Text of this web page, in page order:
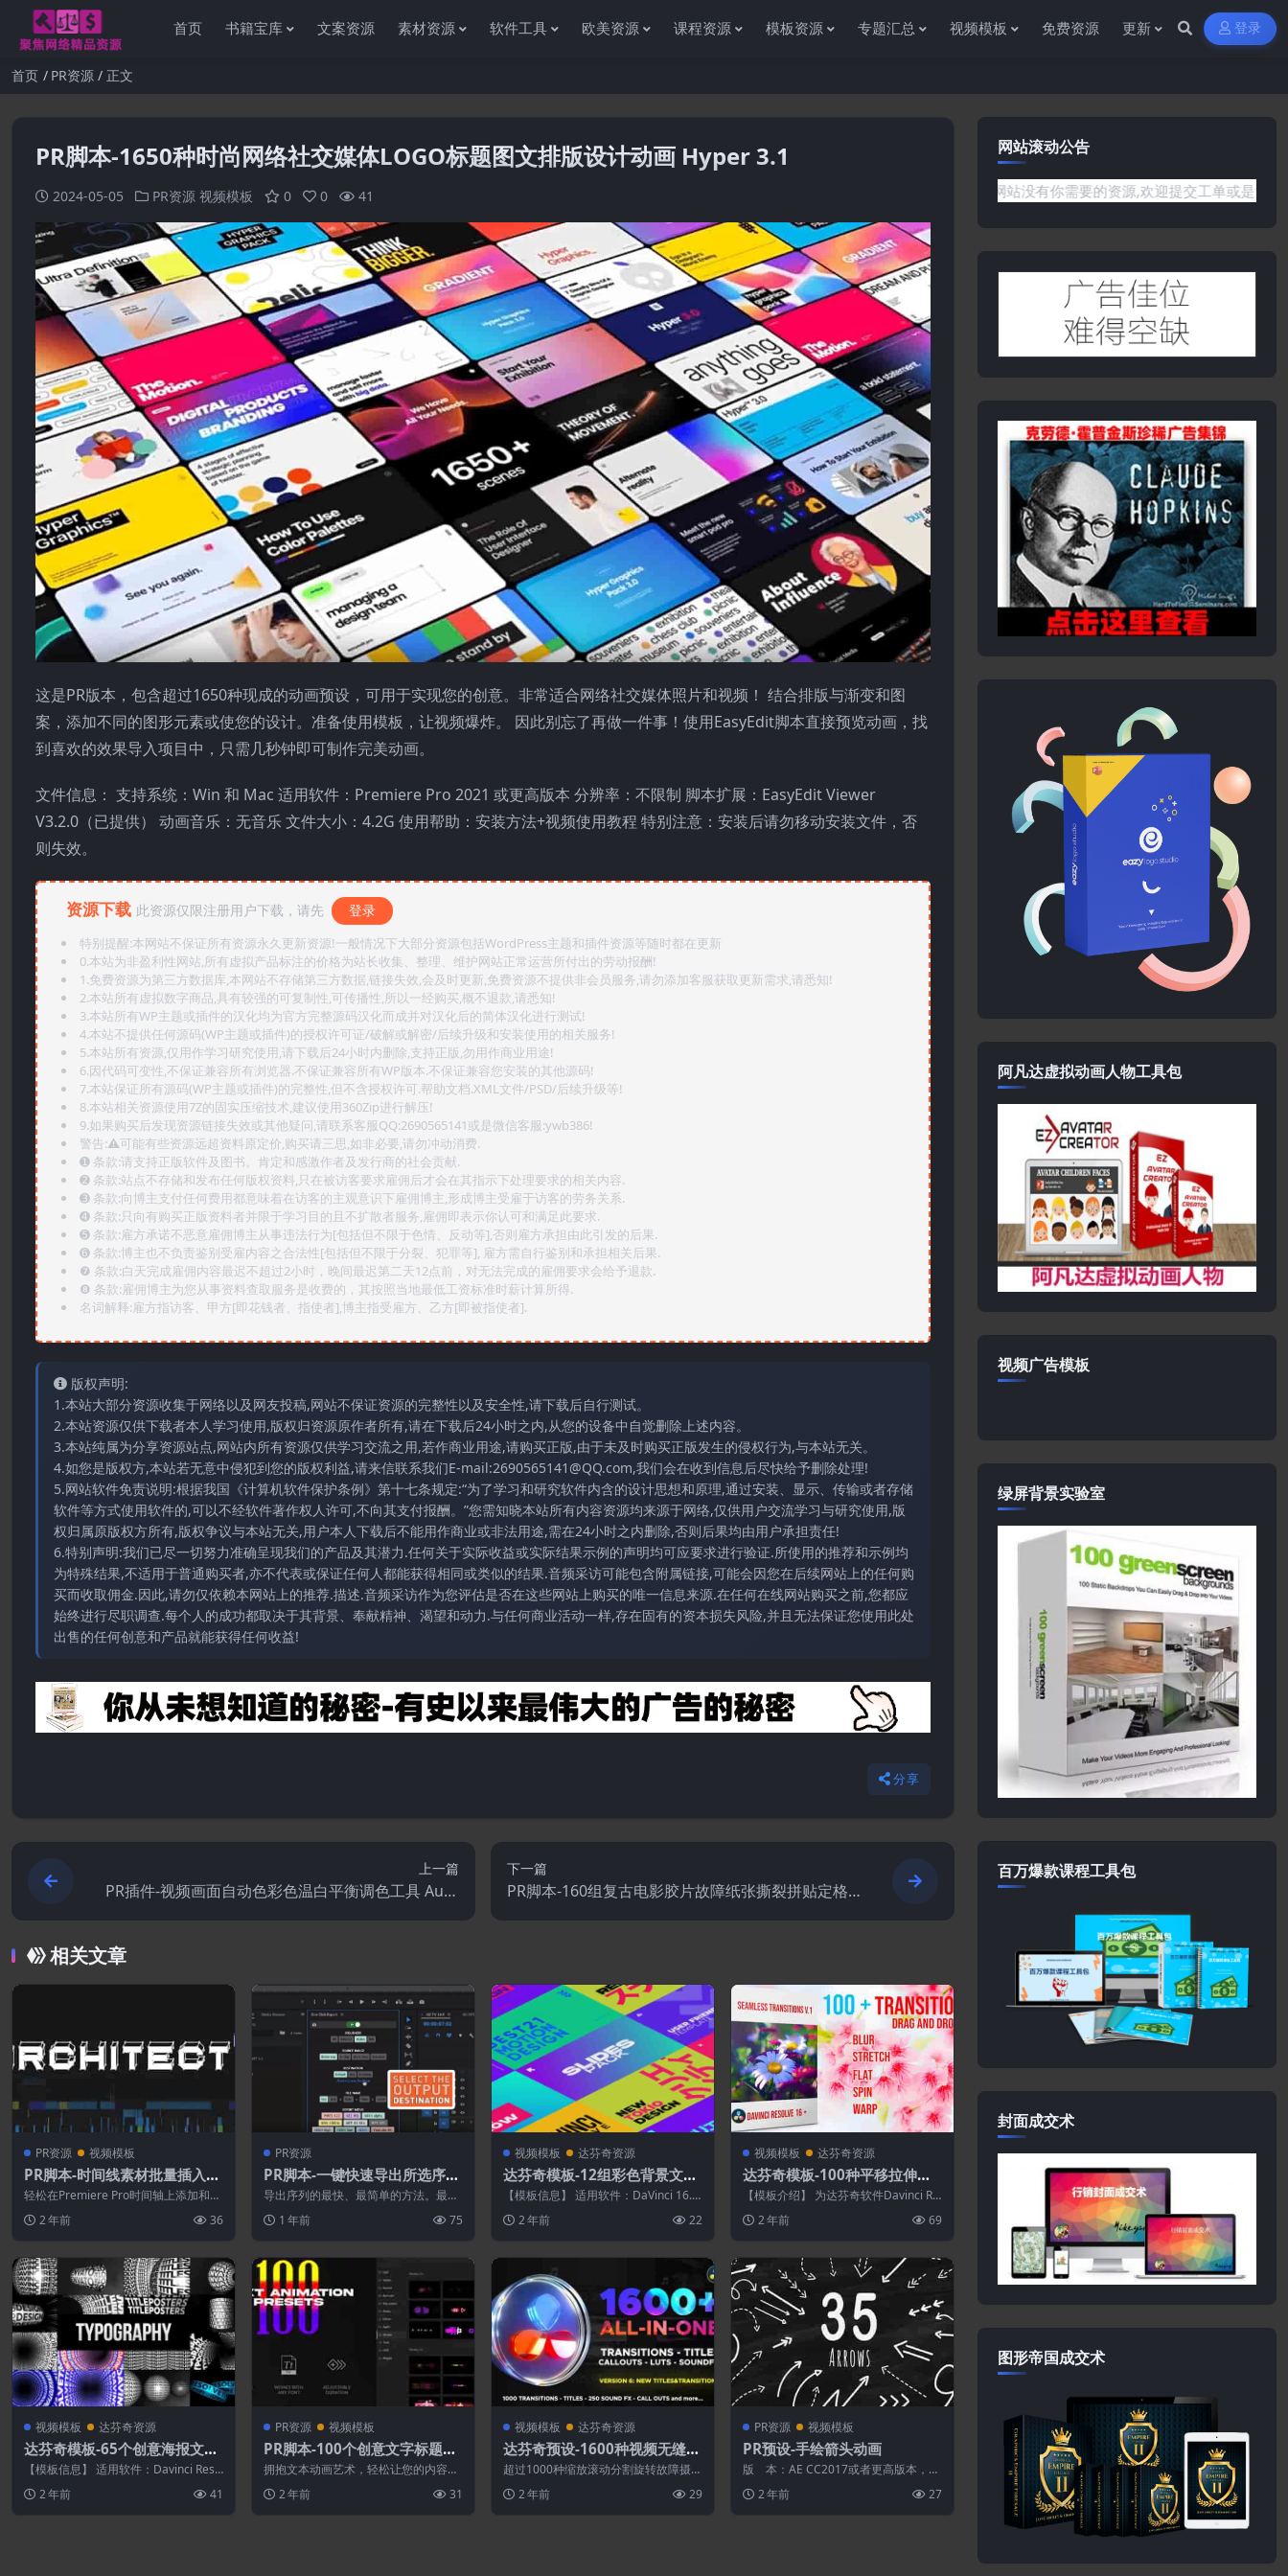
首页 书籍宝库 文案资源 素材资源 软件工具 欧美资源 课程资源 模板资源 专题汇总 视频模板 免费资源 更新 登录
首页 PR资源 正文
PR脚本-1650种时尚网络社交媒体LOGO标题图文排版设计动画 Hyper 3.1
2024-05-05 PR资源 视频模板 0 0 41
这是PR版本，包含超过1650种现成的动画预设，可用于实现您的创意。非常适合网络社交媒体照片和视频！ 结合排版与渐变和图
案，添加不同的图形元素或使您的设计。准备使用模板，让视频爆炸。 因此别忘了再做一件事！使用EasyEdit脚本直接预览动画，找
到喜欢的效果导入项目中，只需几秒钟即可制作完美动画。
文件信息： 支持系统：Win 和 Mac 适用软件：Premiere Pro 2021 或更高版本 分辨率：不限制 脚本扩展：EasyEdit Viewer
V3.2.0（已提供） 动画音乐：无音乐 文件大小：4.2G 使用帮助：安装方法+视频使用教程 特别注意：安装后请勿移动安装文件，否
则失效。
资源下载 此资源仅限注册用户下载，请先 登录
特别提醒:本网站不保证所有资源永久更新资源!一般情况下大部分资源包括WordPress主题和插件资源等随时都在更新
0.本站为非盈利性网站,所有虚拟产品标注的价格为站长收集、整理、维护网站正常运营所付出的劳动报酬!
1.免费资源为第三方数据库,本网站不存储第三方数据,链接失效,会及时更新,免费资源不提供非会员服务,请勿添加客服获取更新需求,请悉知!
2.本站所有虚拟数字商品,具有较强的可复制性,可传播性,所以一经购买,概不退款,请悉知!
3.本站所有WP主题或插件的汉化均为官方完整源码汉化而成并对汉化后的简体汉化进行测试!
4.本站不提供任何源码(WP主题或插件)的授权许可证/破解或解密/后续升级和安装使用的相关服务!
5.本站所有资源,仅用作学习研究使用,请下载后24小时内删除,支持正版,勿用作商业用途!
6.因代码可变性,不保证兼容所有浏览器.不保证兼容所有WP版本.不保证兼容您安装的其他源码!
7.本站保证所有源码(WP主题或插件)的完整性,但不含授权许可.帮助文档.XML文件/PSD/后续升级等!
8.本站相关资源使用7Z的固实压缩技术,建议使用360Zip进行解压!
9.如果购买后发现资源链接失效或其他疑问,请联系客服QQ:2690565141或是微信客服:ywb386!
警告:⚠️可能有些资源远超资料原定价,购买请三思,如非必要,请勿冲动消费.
➊️ 条款:请支持正版软件及图书。肯定和感激作者及发行商的社会贡献.
➋️ 条款:站点不存储和发布任何版权资料,只在被访客要求雇佣后才会在其指示下处理要求的相关内容.
➌️ 条款:向博主支付任何费用都意味着在访客的主观意识下雇佣博主,形成博主受雇于访客的劳务关系.
➍️ 条款:只向有购买正版资料者并限于学习目的且不扩散者服务,雇佣即表示你认可和满足此要求.
➎ 条款:雇方承诺不恶意雇佣博主从事违法行为[包括但不限于色情、反动等],否则雇方承担由此引发的后果.
➏️ 条款:博主也不负责鉴别受雇内容之合法性[包括但不限于分裂、犯罪等], 雇方需自行鉴别和承担相关后果.
❼ 条款:白天完成雇佣内容最迟不超过2小时，晚间最迟第二天12点前，对无法完成的雇佣要求会给予退款.
❽ 条款:雇佣博主为您从事资料查取服务是收费的，其按照当地最低工资标准时薪计算所得.
名词解释:雇方指访客、甲方[即花钱者、指使者],博主指受雇方、乙方[即被指使者].
版权声明:
1.本站大部分资源收集于网络以及网友投稿,网站不保证资源的完整性以及安全性,请下载后自行测试。
2.本站资源仅供下载者本人学习使用,版权归资源原作者所有,请在下载后24小时之内,从您的设备中自觉删除上述内容。
3.本站纯属为分享资源站点,网站内所有资源仅供学习交流之用,若作商业用途,请购买正版,由于未及时购买正版发生的侵权行为,与本站无关。
4.如您是版权方,本站若无意中侵犯到您的版权利益,请来信联系我们E-mail:2690565141@QQ.com,我们会在收到信息后尽快给予删除处理!
5.网站软件免责说明:根据我国《计算机软件保护条例》第十七条规定:“为了学习和研究软件内含的设计思想和原理,通过安装、显示、传输或者存储
软件等方式使用软件的,可以不经软件著作权人许可,不向其支付报酬。”您需知晓本站所有内容资源均来源于网络,仅供用户交流学习与研究使用,版
权归属原版权方所有,版权争议与本站无关,用户本人下载后不能用作商业或非法用途,需在24小时之内删除,否则后果均由用户承担责任!
6.特别声明:我们已尽一切努力准确呈现我们的产品及其潜力.任何关于实际收益或实际结果示例的声明均可应要求进行验证.所使用的推荐和示例均
为特殊结果,不适用于普通购买者,亦不代表或保证任何人都能获得相同或类似的结果.音频采访可能包含附属链接,可能会因您在后续网站上的任何购
买而收取佣金.因此,请勿仅依赖本网站上的推荐.描述.音频采访作为您评估是否在这些网站上购买的唯一信息来源.在任何在线网站购买之前,您都应
始终进行尽职调查.每个人的成功都取决于其背景、奉献精神、渴望和动力.与任何商业活动一样,存在固有的资本损失风险,并且无法保证您使用此处
出售的任何创意和产品就能获得任何收益!
分享
上一篇
PR插件-视频画面自动色彩色温白平衡调色工具 Auto
下一篇
PR脚本-160组复古电影胶片故障纸张撕裂拼贴定格
相关文章
PR资源 视频模板
PR脚本-时间线素材批量插入移
动复制粘贴剪辑工具
轻松在Premiere Pro时间轴上添加和移
动剪辑！多种操作方式：在时间轴上
添...2 年前 36
PR资源
PR脚本-一键快速导出所选序列
One Click Export V1.2.4
导出序列的最快、最简单的方法。最多
28 个可自定义渲染按钮。选择导出对
象：Pr...
1 年前 75
视频模板 达芬奇资源
达芬奇模板-12组彩色背景文字
大标题排版动画 Colorful Slid
es
【模板信息】 适用软件：DaVinci 16.2
或更高版本（支持Studio和免...
2 年前 22
视频模板 达芬奇资源
达芬奇模板-100种平移拉伸扭
曲模糊旋转无缝视频转场模板
【模板介绍】 为达芬奇软件Davinci Re
solve 16及以上版本使用的无...
2 年前 69
视频模板 达芬奇资源
达芬奇模板-65个创意海报文字
标题排版宣传动画
【模板信息】 适用软件：Davinci Reso
2 年前 41
PR资源 视频模板
PR脚本-100个创意文字标题特
效动画预设 Text Presets
拥抱文本动画艺术，轻松让您的内容栩
本动画...
2 年前 31
视频模板 达芬奇资源
达芬奇预设-1600种视频无缝转
场LUT调色音效预设V6 Transi
tions Library
超过1000种缩放滚动分割旋转故障摄像
转场，4...
2 年前 29
PR资源 视频模板
PR预设-手绘箭头动画
版 本：AE CC2017或者更高版本，Pr
2 年前 27
网站滚动公告
感谢您访问资源杂货铺获取各种信息资源!如果遇到任何问题或是网站没有你需要的资源,欢迎提交工单或是添加客服微信
阿凡达虚拟动画人物工具包
视频广告模板
绿屏背景实验室
百万爆款课程工具包
封面成交术
图形帝国成交术